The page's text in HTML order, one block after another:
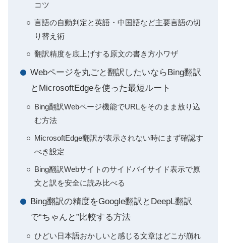
コツ
言語の自動判定と英語・中国語など主要言語の切
り替え術
翻訳精度を底上げする原文の書き方小ワザ
Webページを丸ごと翻訳したいならBing翻訳
とMicrosoftEdgeを使った最短ルート
Bing翻訳Webページ機能でURLをそのまま放り込
む方法
MicrosoftEdge翻訳が表示されない時にまず確認す
べき設定
Bing翻訳Webサイトのサイドバイサイド表示で原
文と訳を安全に読み比べる
Bing翻訳の精度をGoogle翻訳とDeepL翻訳
で“ちゃんと”比較する方法
ひどい日本語おかしいと感じる文章はどこが崩れ